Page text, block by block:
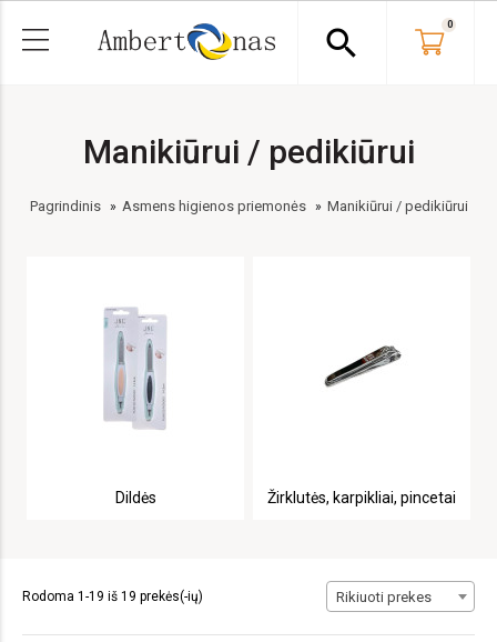
search 0
Manikiūrui / pedikiūrui
Pagrindinis Asmens higienos priemonės Manikiūrui / pedikiūrui
Dildės Žirklutės, karpikliai, pincetai
Rodoma 1-19 iš 19 prekės(-ių) Rikiuoti prekes